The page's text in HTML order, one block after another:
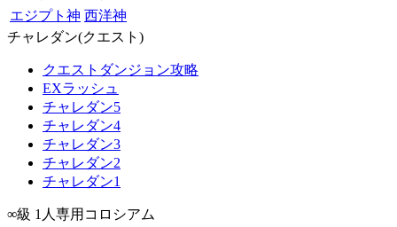
エジプト神 西洋神
チャレダン(クエスト)
クエストダンジョン攻略
EXラッシュ
チャレダン5
チャレダン4
チャレダン3
チャレダン2
チャレダン1
∞級 1人専用コロシアム